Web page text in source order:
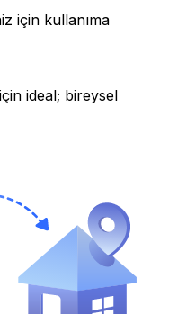
için kullanıma
ideal; bireysel